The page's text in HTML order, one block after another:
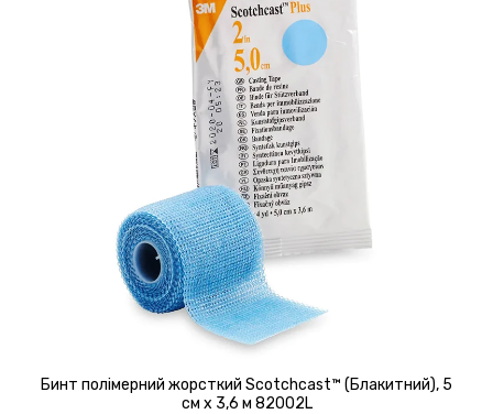
Бинт полімерний жорсткий Scotchcast™ (Блакитний), 5
см х 3,6 м 82002L